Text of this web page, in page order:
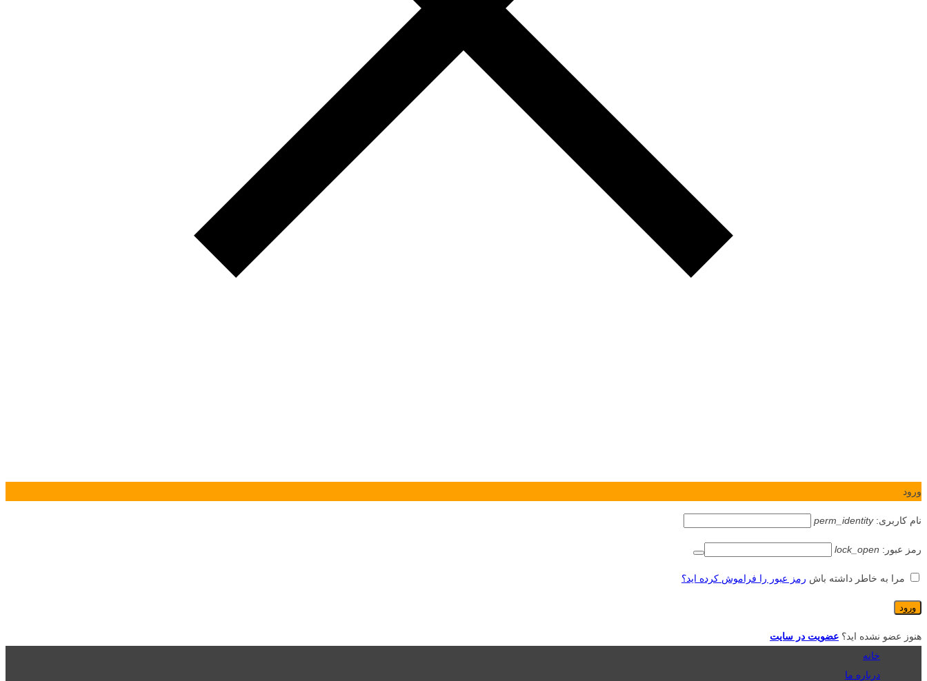
ورود
نام کاربری:perm_identity
رمز عبور: lock_open
مرا به خاطر داشته باش رمز عبور را فراموش کرده اید؟
هنوز عضو نشده اید؟ عضویت در سایت
خانه
درباره ما